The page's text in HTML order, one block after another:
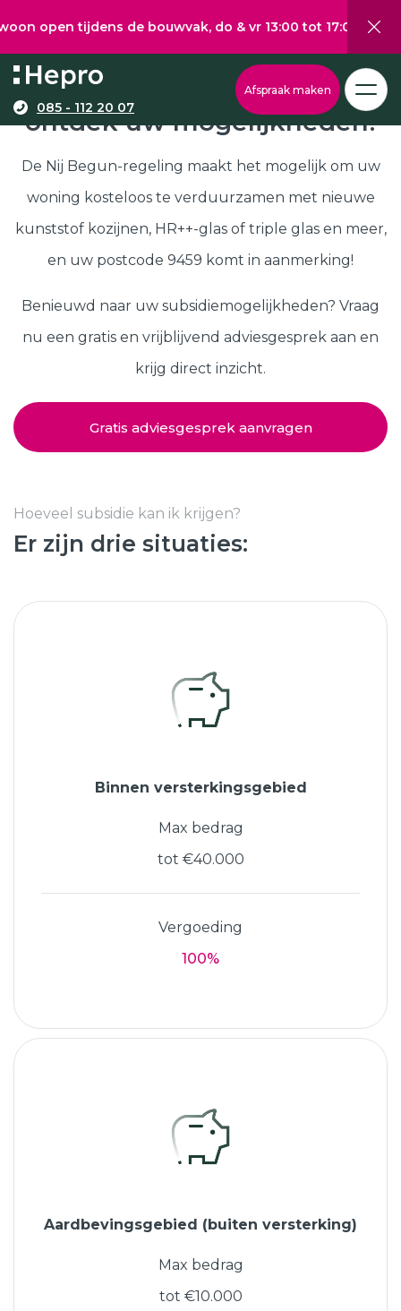
tijdens de bouwvak, do & vr 13:00 tot 17:00, za 10:00
085 - 112 20 07
Afspraak maken
Nij Begun subsidie in 9459,
ontdek uw mogelijkheden!
De Nij Begun-regeling maakt het mogelijk om uw
woning kosteloos te verduurzamen met nieuwe
kunststof kozijnen, HR++-glas of triple glas en meer,
en uw postcode 9459 komt in aanmerking!
Benieuwd naar uw subsidiemogelijkheden? Vraag
nu een gratis en vrijblijvend adviesgesprek aan en
krijg direct inzicht.
Gratis adviesgesprek aanvragen
Hoeveel subsidie kan ik krijgen?
Er zijn drie situaties:
Binnen versterkingsgebied
Max bedrag
tot €40.000
Vergoeding
100%
Aardbevingsgebied (buiten versterking)
Max bedrag
tot €10.000
Wat wilt u graag verduurzamen?
Via onze configurator berekent u eenvoudig een
richtprijs voor uw kunststof kozijnen, -deuren, of
schuifpuien.
Samenstellen
Deuren
Schuifpuien
Kunststof kozijnen
Kunststof deuren
Kunststof schuifpuien
Isolatie
Klantenservice
Hepro
Subsidies
SHOWROOM BEZOEKEN